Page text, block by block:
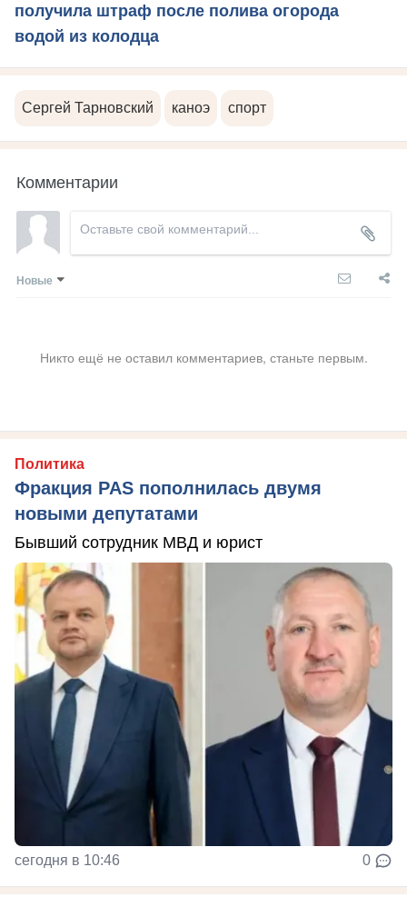
получила штраф после полива огорода
водой из колодца
Сергей Тарновский каноэ спорт
Комментарии
Новые
Никто ещё не оставил комментариев, станьте первым.
Политика
Фракция PAS пополнилась двумя
новыми депутатами
Бывший сотрудник МВД и юрист
сегодня в 10:46 0